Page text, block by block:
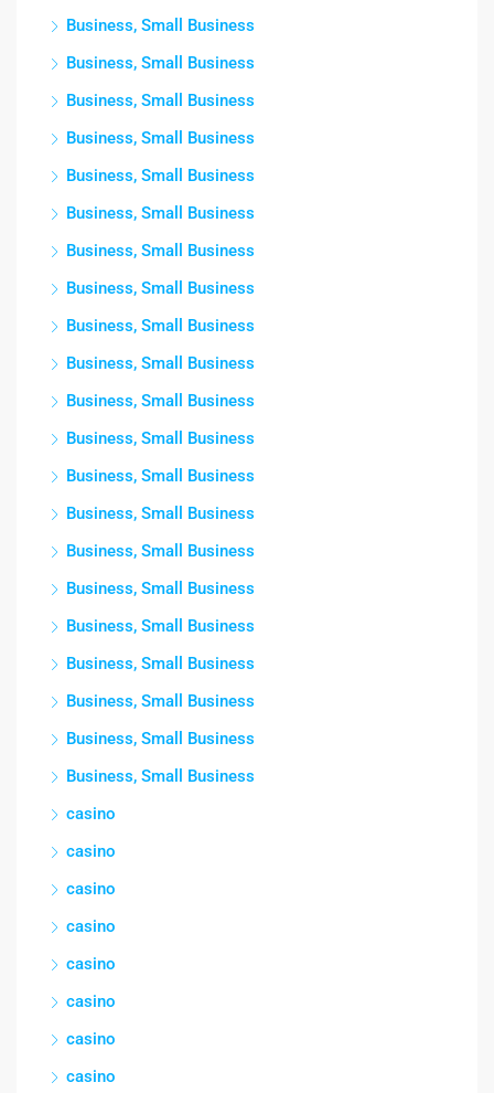
Business, Small Business
Business, Small Business
Business, Small Business
Business, Small Business
Business, Small Business
Business, Small Business
Business, Small Business
Business, Small Business
Business, Small Business
Business, Small Business
Business, Small Business
Business, Small Business
Business, Small Business
Business, Small Business
Business, Small Business
Business, Small Business
Business, Small Business
Business, Small Business
Business, Small Business
Business, Small Business
Business, Small Business
casino
casino
casino
casino
casino
casino
casino
casino